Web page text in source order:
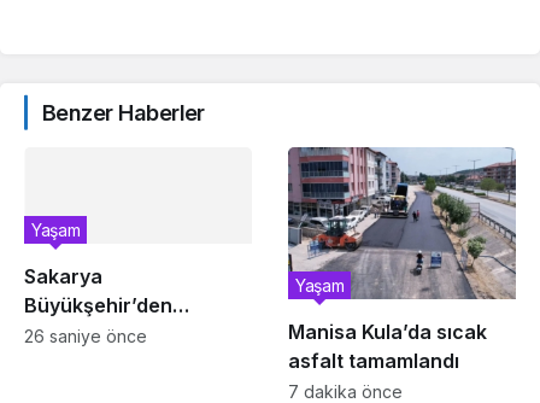
Benzer Haberler
Sakarya
Büyükşehir’den
çocuklara yaz neşesi
Yaşam
26 saniye önce
Manisa Kula’da sıcak
asfalt tamamlandı
Yaşam
7 dakika önce